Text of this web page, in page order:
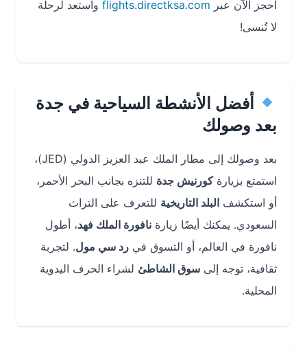
احجز الآن عبرflights.directksa.comواستعد لرحلة
لا تُنسى!
أفضل الأنشطة السياحية في جدة
بعد وصولك
بعد وصولك إلى مطار الملك عبد العزيز الدولي (JED)،
استمتع بزيارةكورنيش جدةللتنزه بجانب البحر الأحمر،
أو استكشفالبلد التاريخيةللتعرف على التراث
السعودي. يمكنك أيضًا زيارة نافورة الملك فهد، أطول
نافورة في العالم، أو التسوق فيرد سي مول . لتجربة
ثقافية، توجه إلىسوق الشاطئلشراء الحرف اليدوية
المحلية.